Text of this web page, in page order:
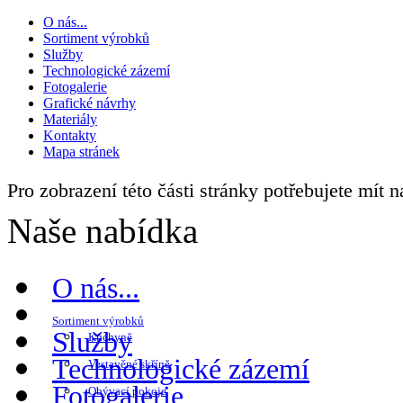
O nás...
Sortiment výrobků
Služby
Technologické zázemí
Fotogalerie
Grafické návrhy
Materiály
Kontakty
Mapa stránek
Pro zobrazení této části stránky potřebujete mít
Naše nabídka
O nás...
Sortiment výrobků
Kuchyně
Vestavěné skříně
Obývací pokoje
Služby
Technologické zázemí
Fotogalerie